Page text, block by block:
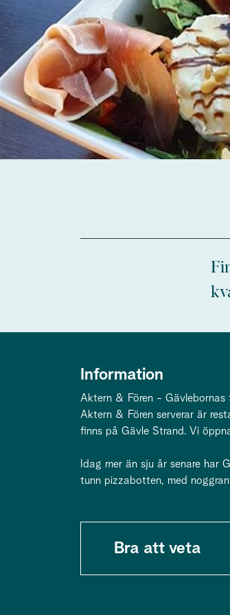
Information
Aktern & Fören - Gävlebornas
Aktern & Fören serverar är
finns på Gävle Strand. Vi
Idag mer än sju år senare har
tunn pizzabotten, med
Bra att veta